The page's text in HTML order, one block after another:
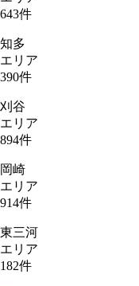
643件
知多
エリア
390件
刈谷
エリア
894件
岡崎
エリア
914件
東三河
エリア
182件